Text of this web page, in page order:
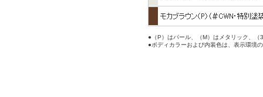
●（P）はパール、（M）はメタリック、
●ボディカラーおよび内装色は、表示環境